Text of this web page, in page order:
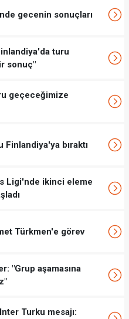
gecenin sonuçları
turu
sonuç"
geçeceğimize
Finlandiya'ya bıraktı
Ligi'nde ikinci eleme
Türkmen'e görev
"Grup aşamasına
Turku mesajı: